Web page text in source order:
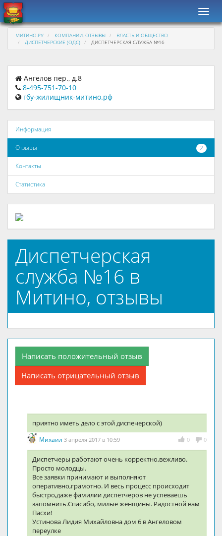
МИТИНО.РУ КОМПАНИИ, ОТЗЫВЫ
ВЛАСТЬ И ОБЩЕСТВО
ДИСПЕТЧЕРСКИЕ (ОДС)
ДИСПЕТЧЕРСКАЯ СЛУЖБА №16
Ангелов пер., д.8
8-495-751-70-10
гбу-жилищник-митино.рф
Информация
2
Отзывы
Контакты
Статистика
Диспетчерская
служба №16 в
Митино, отзывы
Написать положительный отзыв
Написать отрицательный отзыв
приятно иметь дело с этой диспечерской)
0 0
Михаил 3 апреля 2017 в 10:59
Диспетчеры работают очень корректно,вежливо.
Просто молодцы.
Все заявки принимают и выполняют
оперативно,грамотно. И весь процесс происходит
быстро,даже фамилии диспетчеров не успеваешь
запомнить.Спасибо, милые женщины. Радостной вам
Пасхи!
Устинова Лидия Михайловна дом 6 в Ангеловом
переулке